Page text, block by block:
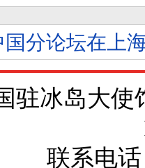
分论坛在上
驻冰岛大使
联系电话